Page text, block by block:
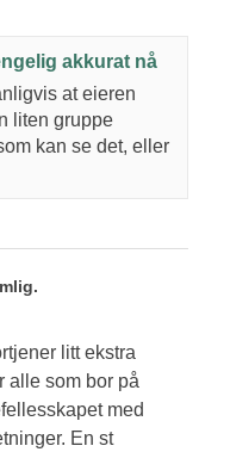
akkurat nå
at eieren
liten gruppe
kan se det, eller
litt ekstra
alle som bor på
med
En st